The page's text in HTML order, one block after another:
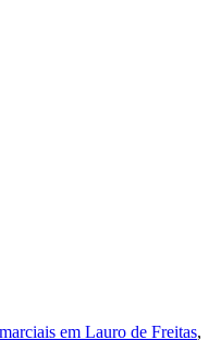
em Lauro de Freitas,